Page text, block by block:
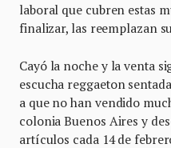
laboral que cubren estas
finalizar, las reemplazan
Cayó la noche y la venta
escucha reggaeton
a que no han vendido
colonia Buenos Aires y
artículos cada 14 de